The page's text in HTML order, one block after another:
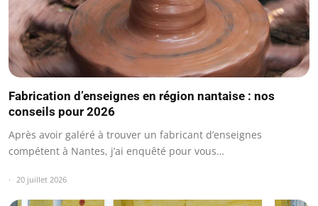
Fabrication d’enseignes en région nantaise : nos
conseils pour 2026
Après avoir galéré à trouver un fabricant d’enseignes
compétent à Nantes, j’ai enquêté pour vous…
20 juillet 2026